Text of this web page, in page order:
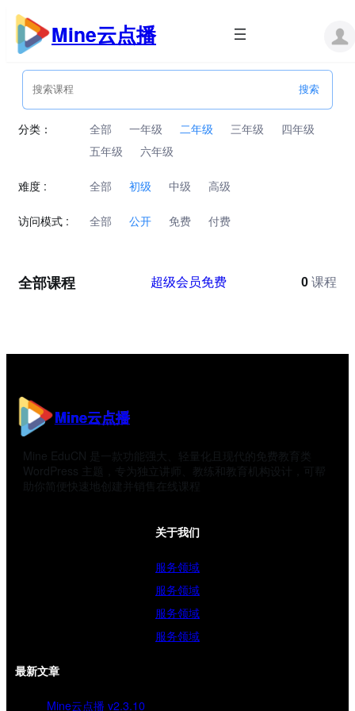
跳
内
Mine云点播
分类： 全部 一年级 二年级 三年级
四年级
五年级
六年级
难度 : 全部 初级 中级 高级
访问模式 : 全部 公开 免费 付费
全部课程 超级会员免费 0 课程
Mine云点播
Mine EduCN 是一款功能强大、轻量化且现代的免费教育类
WordPress 主题，专为独立讲师、教练和教育机构设计，可帮
助你简便快速地创建并销售在线课程
关于我们
服务领域
服务领域
服务领域
服务领域
最新文章
Mine云点播 v2.3.10